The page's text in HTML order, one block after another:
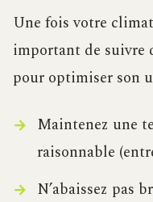
Une fois votre
important de suivre
pour optimiser son
Maintenez une
raisonnable
N’abaissez pas